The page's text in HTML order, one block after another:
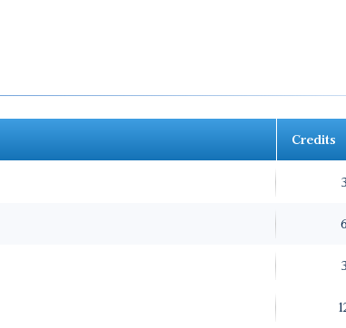
Credits
3
6
3